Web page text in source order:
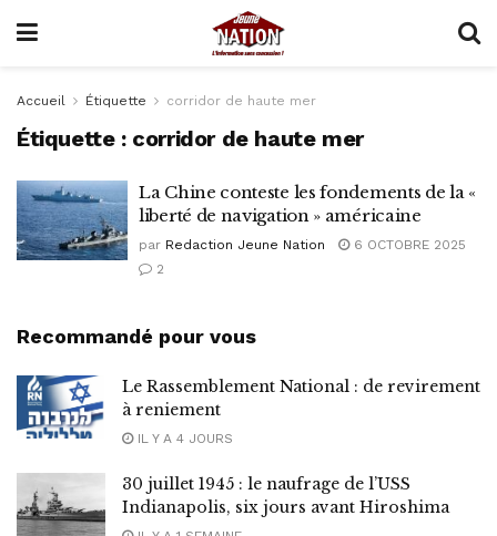
Accueil Étiquette corridor de haute mer
Étiquette : corridor de haute mer
La Chine conteste les fondements de la «
liberté de navigation » américaine
par Redaction Jeune Nation
6 OCTOBRE 2025
2
Recommandé pour vous
Le Rassemblement National : de revirement
à reniement
IL Y A 4 JOURS
30 juillet 1945 : le naufrage de l’USS
Indianapolis, six jours avant Hiroshima